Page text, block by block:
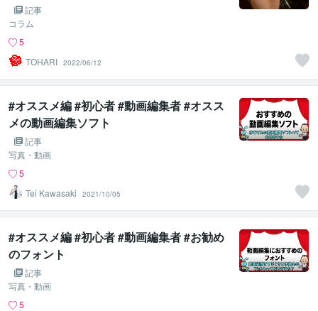
記事
コラム
5
TOHARI 2022/06/12
#オススメ編 #初心者 #動画編集者 #オスス
メの動画編集ソフト
記事
写真・動画
5
Tei Kawasaki
2021/10/05
#オススメ編 #初心者 #動画編集者 #お勧め
のフォント
記事
写真・動画
5